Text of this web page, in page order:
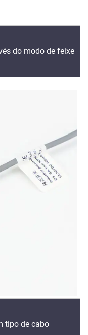
do modo de feixe
tipo de cabo